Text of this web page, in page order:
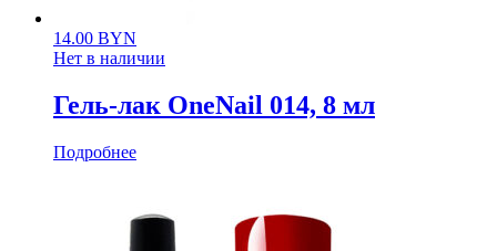
14.00 BYN
Нет в наличии
Гель-лак OneNail 014, 8 мл
Подробнее